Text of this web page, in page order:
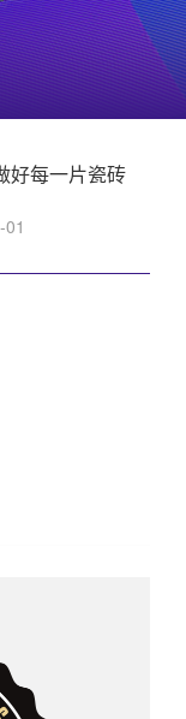
好每一片瓷砖